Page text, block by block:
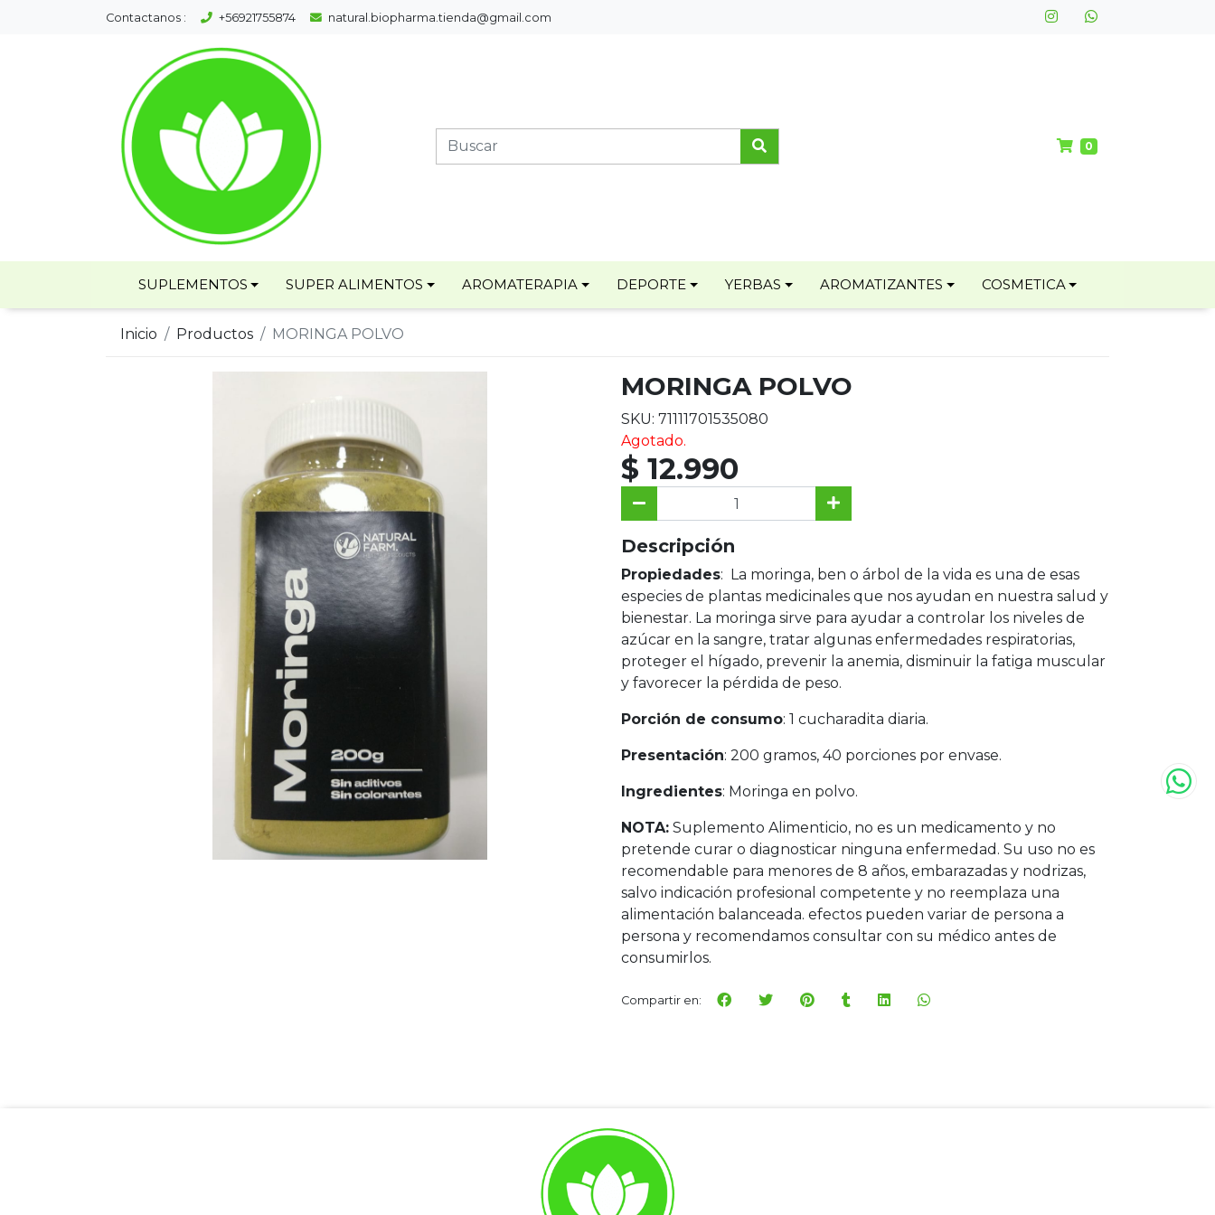
Contactanos : +56921755874 natural.biopharma.tienda@gmail.com
0
SUPLEMENTOS SUPER ALIMENTOS AROMATERAPIA DEPORTE YERBAS AROMATIZANTES COSMETICA
Inicio Productos MORINGA POLVO
MORINGA POLVO
SKU: 71111701535080
Agotado.
$ 12.990
Descripción
Propiedades: La moringa, ben o árbol de la vida es una de esas
especies de plantas medicinales que nos ayudan en nuestra salud y
bienestar. La moringa sirve para ayudar a controlar los niveles de
azúcar en la sangre, tratar algunas enfermedades respiratorias,
proteger el hígado, prevenir la anemia, disminuir la fatiga muscular
y favorecer la pérdida de peso.
Porción de consumo: 1 cucharadita diaria.
Presentación: 200 gramos, 40 porciones por envase.
Ingredientes: Moringa en polvo.
NOTA: Suplemento Alimenticio, no es un medicamento y no
pretende curar o diagnosticar ninguna enfermedad. Su uso no es
recomendable para menores de 8 años, embarazadas y nodrizas,
salvo indicación profesional competente y no reemplaza una
alimentación balanceada. efectos pueden variar de persona a
persona y recomendamos consultar con su médico antes de
consumirlos.
Compartir en: